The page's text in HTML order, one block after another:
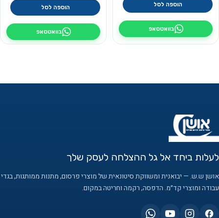
הוספה לסל
בוואטסאפ
הוספה לסל
בוואטסאפ
לעלות ביחד אל גל ההצלחה לעסק שלך
אושן ש.ש. — יבואנית ומשווקת סיטונאית של מוצרי פרסום, מתנות ממותגות, בגדי
עבודה ומוצרי קד״מ. הדפסה, רקמה וחריטה במקום.